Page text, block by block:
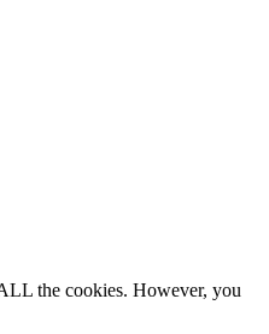
the cookies. However, you